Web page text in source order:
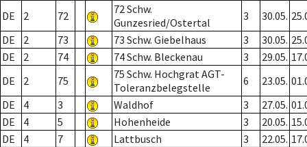
DE 2 72
72 Schw.
Gunzesried/Ostertal
3 30.05.
DE
2 73 73 Schw. Giebelhaus 3 30.05.
DE
2 74 74 Schw. Bleckenau 3 29.05.
DE
2 75
75 Schw. Hochgrat AGT-
Toleranzbelegstelle
6 23.05.
DE
4 3 Waldhof 3 27.05.
DE
4 5 Hohenheide 3 20.05.
DE
4 7 Lattbusch 3 22.05.